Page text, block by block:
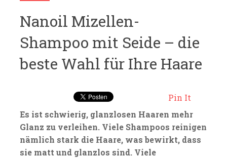
Nanoil Mizellen-
Shampoo mit Seide – die
beste Wahl für Ihre Haare
Pin It
Es ist schwierig, glanzlosen Haaren mehr
Glanz zu verleihen. Viele Shampoos reinigen
nämlich stark die Haare, was bewirkt, dass
sie matt und glanzlos sind. Viele